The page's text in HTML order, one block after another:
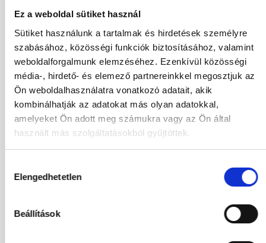
Ez a weboldal sütiket használ
Sütiket használunk a tartalmak és hirdetések személyre
szabásához, közösségi funkciók biztosításához, valamint
weboldalforgalmunk elemzéséhez. Ezenkívül közösségi
média-, hirdető- és elemező partnereinkkel megosztjuk az
Ön weboldalhasználatra vonatkozó adatait, akik
kombinálhatják az adatokat más olyan adatokkal,
amelyeket Ön adott meg számukra vagy az Ön által
használt más szolgáltatásokból gyűjtöttek.
kiválasztása
Elengedhetetlen
Beállítások
Program leírás Várható menetrend
Térkép
Indulás helye:
Tartózkodási idő:
7-9 éjszaka
Ellátás
Ellátás program leírás szer...
Válasszon szobá
2 / 0